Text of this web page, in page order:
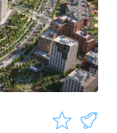
от17 498 090 ₽
11 предложений
от24 367 690 ₽